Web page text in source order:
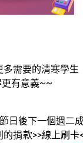
多需要的清寒學生
有意義~~
日後下一個週二
捐款>>線上刷